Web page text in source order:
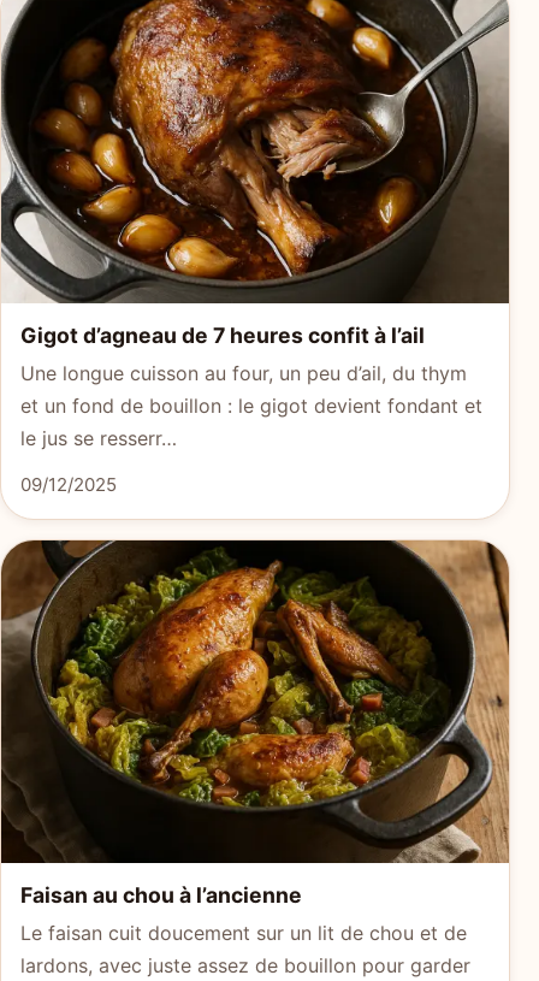
Gigot d’agneau de 7 heures confit à l’ail
Une longue cuisson au four, un peu d’ail, du thym
et un fond de bouillon : le gigot devient fondant et
le jus se resserr…
09/12/2025
Faisan au chou à l’ancienne
Le faisan cuit doucement sur un lit de chou et de
lardons, avec juste assez de bouillon pour garder